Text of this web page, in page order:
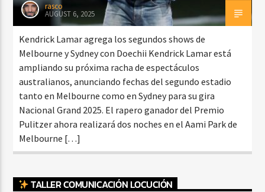
rasco
AUGUST 6, 2025
Kendrick Lamar agrega los segundos shows de
Melbourne y Sydney con Doechii Kendrick Lamar está
ampliando su próxima racha de espectáculos
australianos, anunciando fechas del segundo estadio
tanto en Melbourne como en Sydney para su gira
Nacional Grand 2025. El rapero ganador del Premio
Pulitzer ahora realizará dos noches en el Aami Park de
Melbourne […]
TALLER COMUNICACIÓN LOCUCIÓN